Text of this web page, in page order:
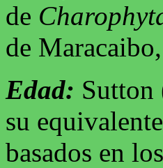
de
de
Edad: Sutton
su
basados en